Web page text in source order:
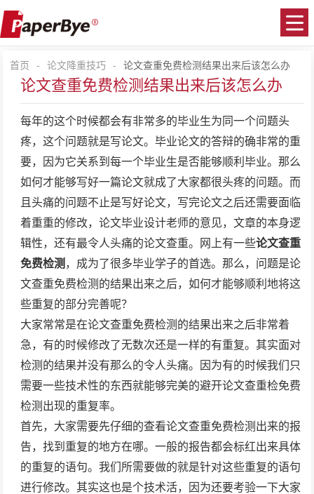
首页 - 论文降重技巧 - 论文查重免费检测结果出来后该怎么办
论文查重免费检测结果出来后该怎么办
每年的这个时候都会有非常多的毕业生为同一个问题头
疼，这个问题就是写论文。毕业论文的答辩的确非常的重
要，因为它关系到每一个毕业生是否能够顺利毕业。那么
如何才能够写好一篇论文就成了大家都很头疼的问题。 而
且头痛的问题不止是写好论文，写完论文之后还需要面临
着重重的修改，论文毕业设计老师的意见，文章的本身逻
辑性，还有最令人头痛的论文查重。网上有一些论文查重
免费检测 ，成为了很多毕业学子的首选。那么，问题是论
文查重免费检测 的结果出来之后，如何才能够顺利地将这
些重复的部分完善呢？
大家常常是在论文查重免费检测 的结果出来之后非常着
急，有的时候修改了无数次还是一样的有重复。其实面对
检测 的结果并没有那么的令人头痛。因为有的时候我们只
需要一些技术性的东西就能够完美的避开论文查重检免费
检测出现的重复率。
首先，大家需要先仔细的查看论文查重免费检测 出来的报
告，找到重复的地方在哪。一般的报告都会标红出来具体
的重复的语句。我们所需要做的就是针对这些重复的语句
进行修改。其实这也是个技术活，因为还要考验一下大家